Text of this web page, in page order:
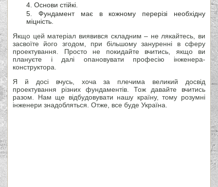
Основи стійкі.
Фундамент має в кожному перерізі необхідну
міцність.
Якщо цей матеріал виявився складним – не лякайтесь, ви
засвоїте його згодом, при більшому зануренні в сферу
проектування. Просто не покидайте вчитись, якщо ви
плануєте і далі опановувати професію інженера-
конструктора.
Я й досі вчусь, хоча за плечима великий досвід
проектування різних фундаментів. Тож давайте вчитись
разом. Нам ще відбудовувати нашу країну, тому розумні
інженери знадобляться. Отже, все буде Україна.